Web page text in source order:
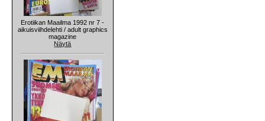
Erotiikan Maailma 1992 nr 7 -
aikuisviihdelehti / adult graphics
magazine
Näytä